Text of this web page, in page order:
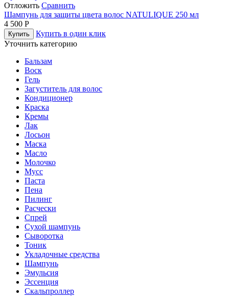
Отложить Сравнить
Шампунь для защиты цвета волос NATULIQUE 250 мл
4 500 Р
Купить
Купить в один клик
Уточнить категорию
Бальзам
Воск
Гель
Загуститель для волос
Кондиционер
Краска
Кремы
Лак
Лосьон
Маска
Масло
Молочко
Мусс
Паста
Пена
Пилинг
Расчески
Спрей
Сухой шампунь
Сыворотка
Тоник
Укладочные средства
Шампунь
Эмульсия
Эссенция
Скальпроллер